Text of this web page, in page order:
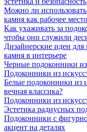
Можно ли
камня как рабочее
Как ухаживать за
чтобы они служили
Дизайнерские идеи для
камня в интерьере
Черные подоконники
Подоконники из
Белые подоконники из
вечная классика?
Подоконники из
Эстетика радиусных
Подоконники с
акцент на деталях